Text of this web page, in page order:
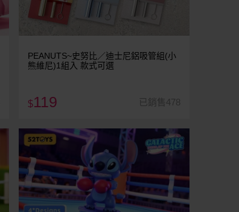
PEANUTS~史努比／迪士尼鋁吸管組(小
熊維尼)1組入 款式可選
$119 已銷售478